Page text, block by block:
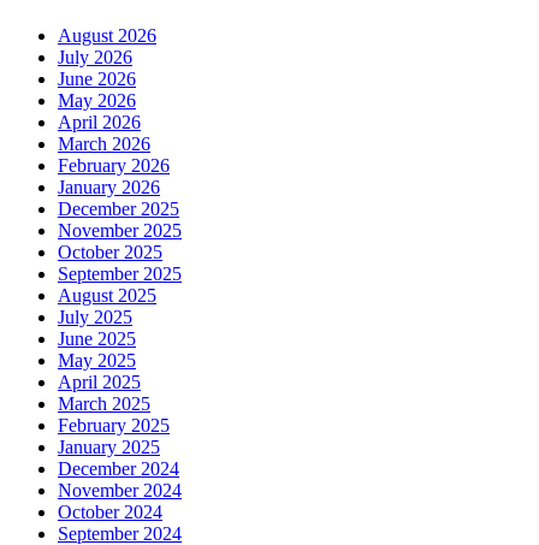
August 2026
July 2026
June 2026
May 2026
April 2026
March 2026
February 2026
January 2026
December 2025
November 2025
October 2025
September 2025
August 2025
July 2025
June 2025
May 2025
April 2025
March 2025
February 2025
January 2025
December 2024
November 2024
October 2024
September 2024